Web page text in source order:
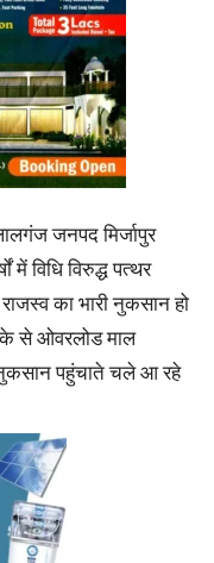
जनपद मिर्जापुर
विधि विरुद्ध पत्थर
का भारी नुकसान हो
से ओवरलोड माल
नुकसान पहुंचाते चले आ रहे